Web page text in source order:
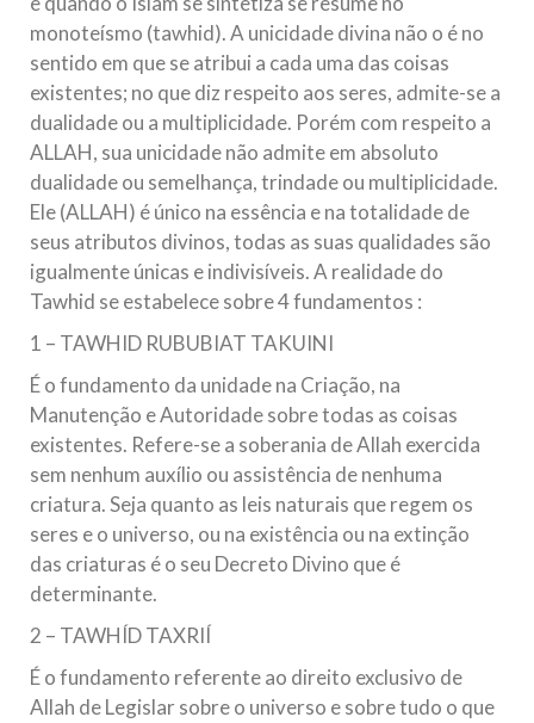
Centro Islâmico no Brasil recebe o ex-
ministro das Relações Exteriores da
República Islâmica do Irã
Brasil recebeu em sua sede, em São Paulo, o ex-ministro das
Relações Exteriores da República Islâmica do Irã, Sr. Kamal
Kharrazi, que encontra-se visitando
monoteísmo (tawhid). A unicidade divina não o é no
sentido em que se atribui a cada uma das coisas
existentes; no que diz respeito aos seres, admite-se a
dualidade ou a multiplicidade. Porém com respeito a
ALLAH, sua unicidade não admite em absoluto
dualidade ou semelhança, trindade ou multiplicidade.
Ele (ALLAH) é único na essência e na totalidade de
seus atributos divinos, todas as suas qualidades são
igualmente únicas e indivisíveis. A realidade do
Tawhid se estabelece sobre 4 fundamentos :
1 – TAWHID RUBUBIAT TAKUINI
É o fundamento da unidade na Criação, na
Manutenção e Autoridade sobre todas as coisas
existentes. Refere-se a soberania de Allah exercida
sem nenhum auxílio ou assistência de nenhuma
criatura. Seja quanto as leis naturais que regem os
seres e o universo, ou na existência ou na extinção
das criaturas é o seu Decreto Divino que é
determinante.
2 – TAWHÍD TAXRIÍ
É o fundamento referente ao direito exclusivo de
Allah de Legislar sobre o universo e sobre tudo o que